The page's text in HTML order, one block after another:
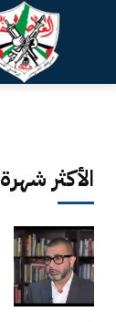
الأكثر شهرة